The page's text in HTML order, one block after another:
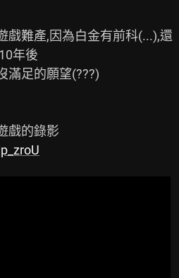
戲難產,因為白金有前科(...),還
年後
滿足的願望(???)